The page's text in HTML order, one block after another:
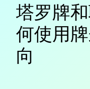
塔罗牌
何使用
向